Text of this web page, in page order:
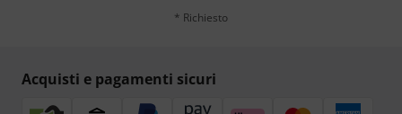
* Richiesto
Acquisti e pagamenti sicuri